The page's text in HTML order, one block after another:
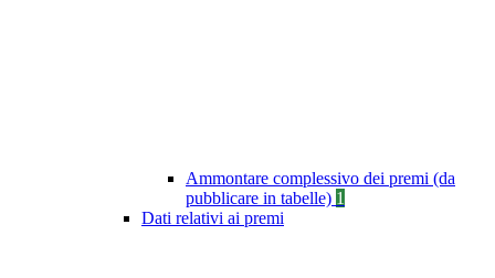
Ammontare complessivo dei premi (da
pubblicare in tabelle) 1
Dati relativi ai premi